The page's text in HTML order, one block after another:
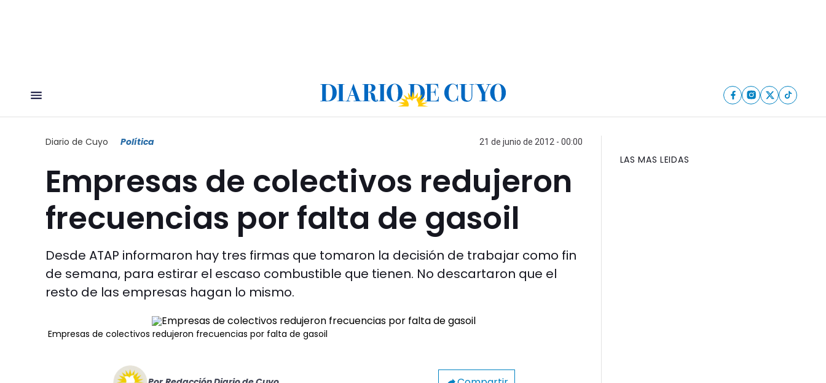
Diario de Cuyo Política 21 de junio de 2012 - 00:00
Empresas de colectivos redujeron
frecuencias por falta de gasoil
Desde ATAP informaron hay tres firmas que tomaron la decisión de trabajar como fin
de semana, para estirar el escaso combustible que tienen. No descartaron que el
resto de las empresas hagan lo mismo.
Empresas de colectivos redujeron frecuencias por falta de gasoil
LAS MAS LEIDAS